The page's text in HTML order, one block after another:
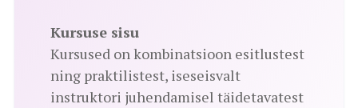
Kursuse sisu
Kursused on kombinatsioon esitlustest
ning praktilistest, iseseisvalt
instruktori juhendamisel täidetavatest